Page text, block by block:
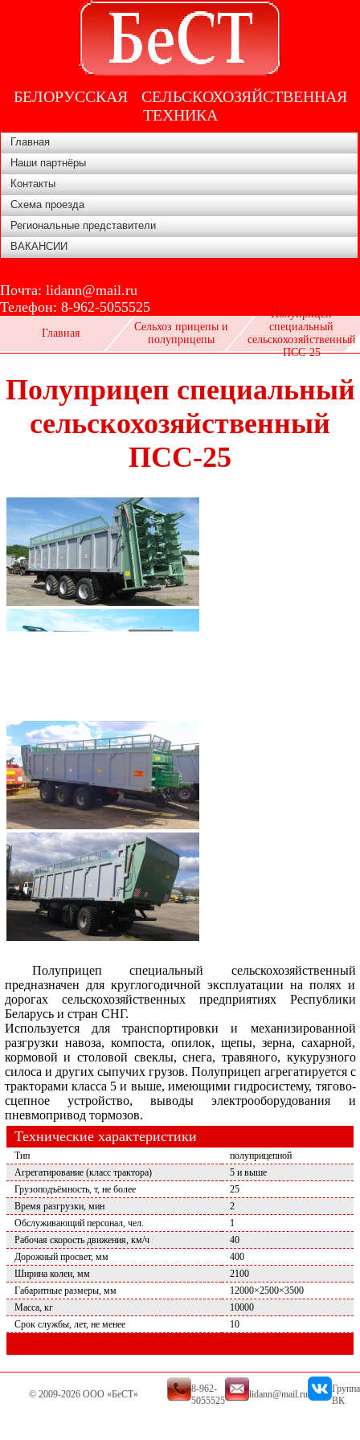
БЕЛОРУССКАЯ СЕЛЬСКОХОЗЯЙСТВЕННАЯ
ТЕХНИКА
Главная
Наши партнёры
Контакты
Схема проезда
Региональные представители
ВАКАНСИИ
Почта: lidann@mail.ru
Телефон: 8-962-5055525
Главная
Сельхоз прицепы и
полуприцепы
Полуприцеп
специальный
сельскохозяйственный
ПСС-25
Полуприцеп специальный
сельскохозяйственный
ПСС-25
Полуприцеп специальный сельскохозяйственный
предназначен для круглогодичной эксплуатации на полях и
дорогах сельскохозяйственных предприятиях Республики
Беларусь и стран СНГ.
Используется для транспортировки и механизированной
разгрузки навоза, компоста, опилок, щепы, зерна, сахарной,
кормовой и столовой свеклы, снега, травяного, кукурузного
силоса и других сыпучих грузов. Полуприцеп агрегатируется с
тракторами класса 5 и выше, имеющими гидросистему, тягово-
сцепное устройство, выводы электрооборудования и
пневмопривод тормозов.
Технические характеристики
Тип
полуприцепной
Агрегатирование (класс трактора)
5 и выше
Грузоподъёмность, т, не более
25
Время разгрузки, мин
2
Обслуживающий персонал, чел.
1
Рабочая скорость движения, км/ч
40
Дорожный просвет, мм
400
Ширина колеи, мм
2100
Габаритные размеры, мм
12000×2500×3500
Масса, кг
10000
Срок службы, лет, не менее
10
© 2009-2026 ООО «БеСТ»
8-962-
5055525
lidann@mail.ru
Группа
ВК